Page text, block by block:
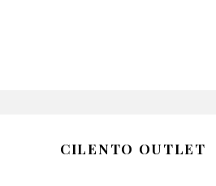
CILENTO OUTLET